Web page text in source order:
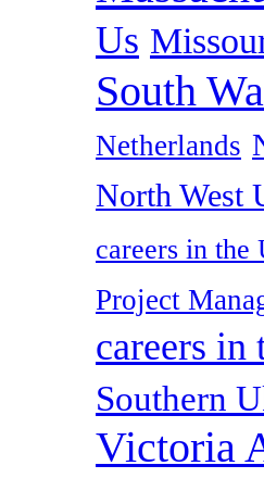
Us
South
Netherlands
North West
careers in the
Project
careers in
Southern
Victoria